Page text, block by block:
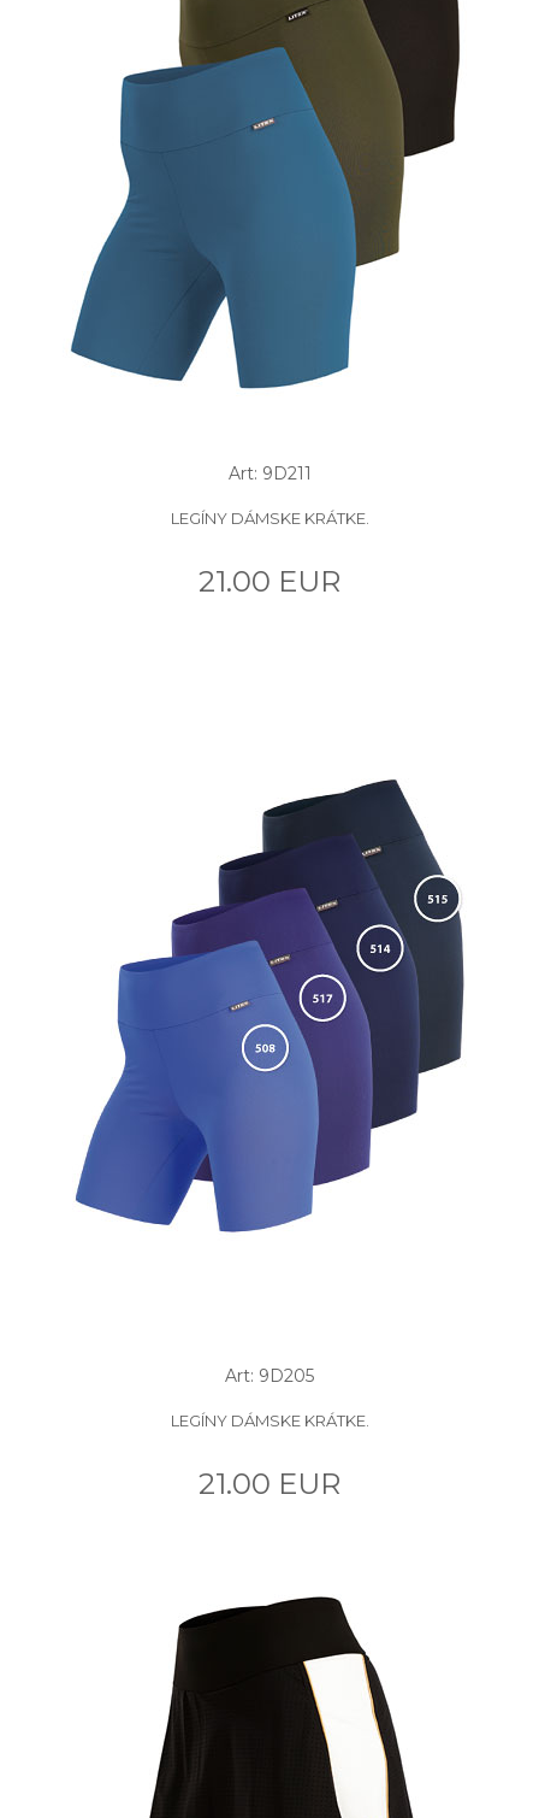
Art: 9D211
LEGÍNY DÁMSKE KRÁTKE.
21.00 EUR
Art: 9D205
LEGÍNY DÁMSKE KRÁTKE.
21.00 EUR